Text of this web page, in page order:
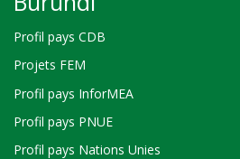
Profil pays CDB
Projets FEM
Profil pays InforMEA
Profil pays PNUE
Profil pays Nations Unies